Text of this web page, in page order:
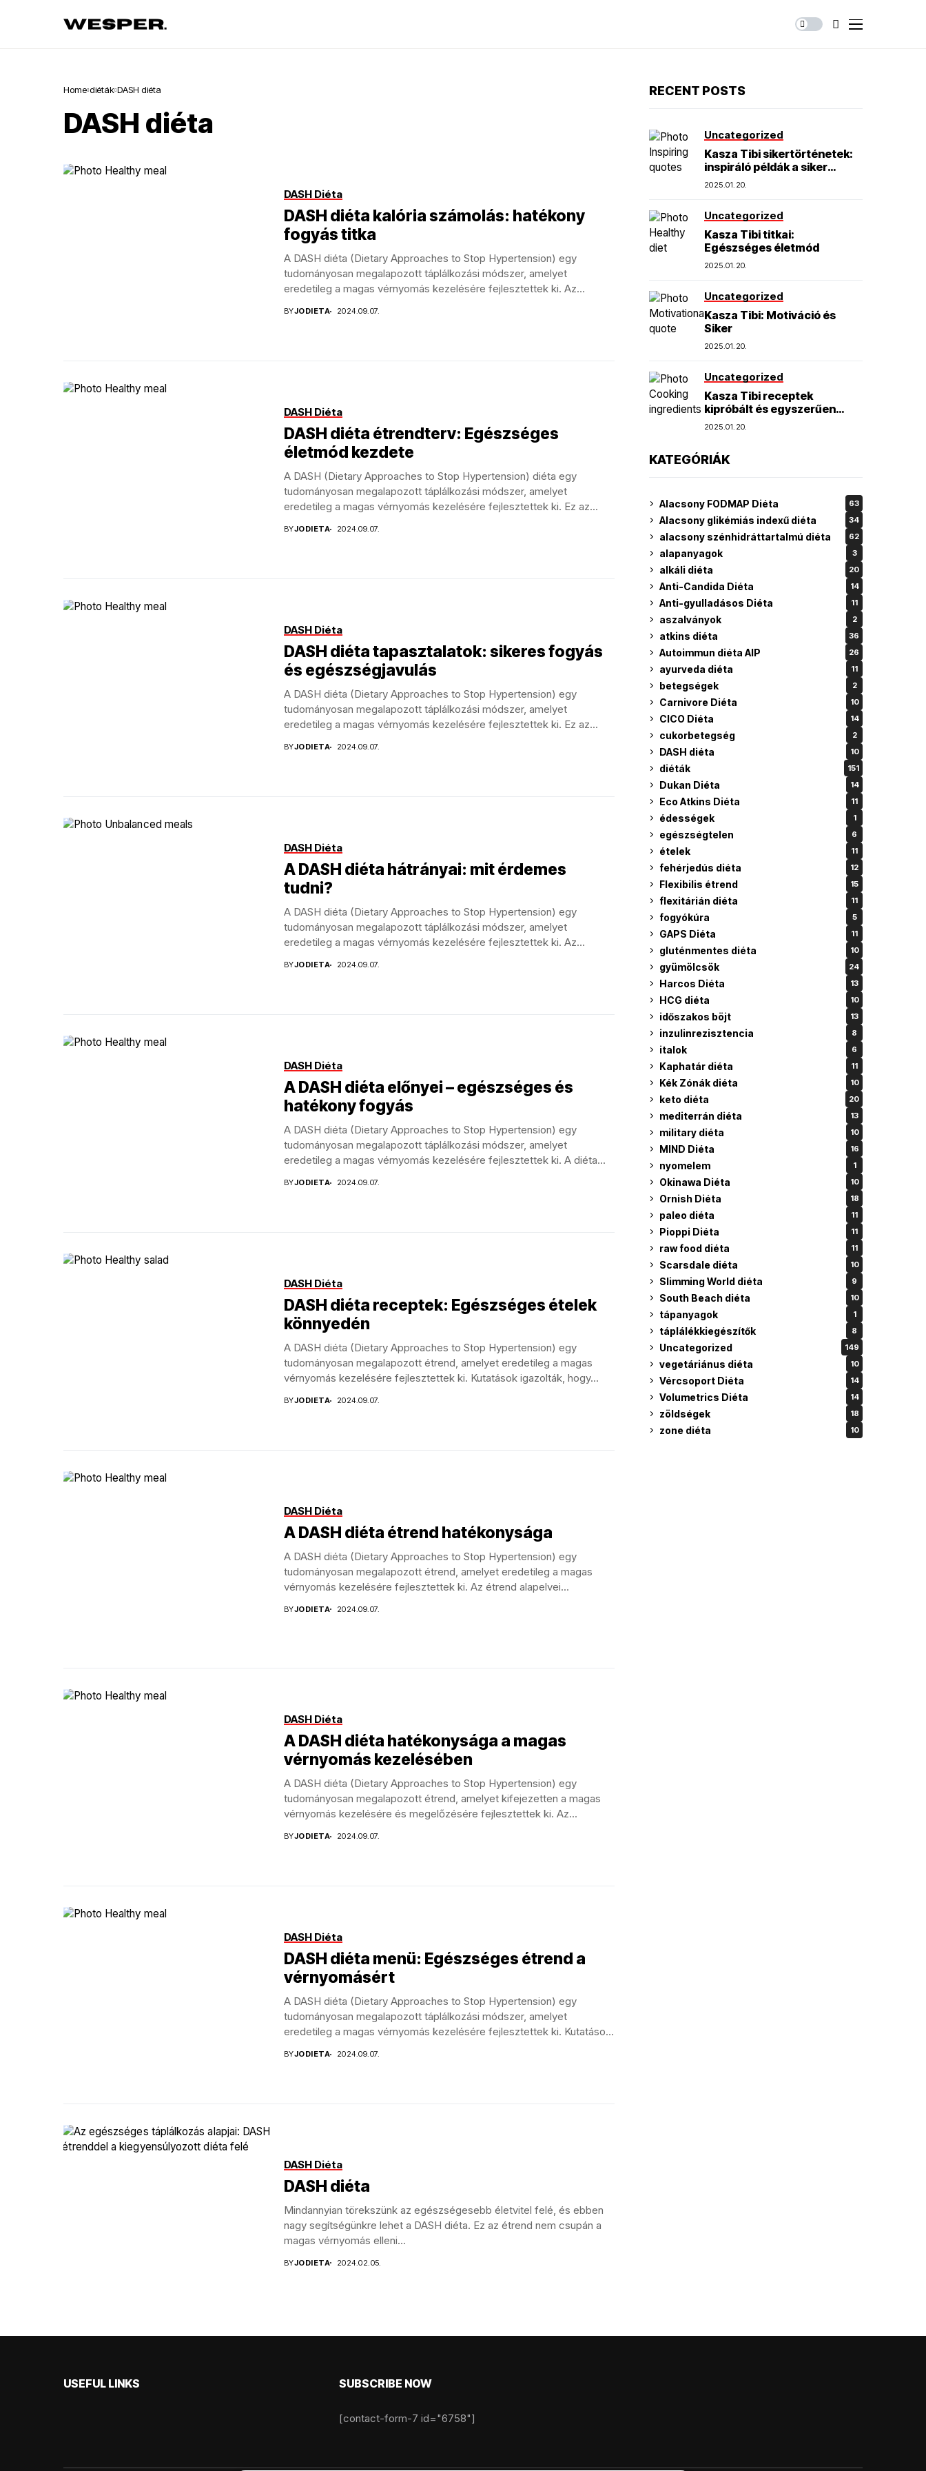
Home diéták DASH diéta
DASH diéta
DASH Diéta
DASH diéta kalória számolás: hatékony
fogyás titka
A DASH diéta (Dietary Approaches to Stop Hypertension) egy
tudományosan megalapozott táplálkozási módszer, amelyet
eredetileg a magas vérnyomás kezelésére fejlesztettek ki. Az
BYJODIETA 2024.09.07.
DASH Diéta
DASH diéta étrendterv: Egészséges
életmód kezdete
A DASH (Dietary Approaches to Stop Hypertension) diéta egy
tudományosan megalapozott táplálkozási módszer, amelyet
eredetileg a magas vérnyomás kezelésére fejlesztettek ki. Ez az...
BYJODIETA 2024.09.07.
DASH Diéta
DASH diéta tapasztalatok: sikeres fogyás
és egészségjavulás
A DASH diéta (Dietary Approaches to Stop Hypertension) egy
tudományosan megalapozott táplálkozási módszer, amelyet
eredetileg a magas vérnyomás kezelésére fejlesztettek ki. Ez az...
BYJODIETA 2024.09.07.
DASH Diéta
A DASH diéta hátrányai: mit érdemes
tudni?
A DASH diéta (Dietary Approaches to Stop Hypertension) egy
tudományosan megalapozott táplálkozási módszer, amelyet
eredetileg a magas vérnyomás kezelésére fejlesztettek ki. Az
BYJODIETA 2024.09.07.
DASH Diéta
A DASH diéta előnyei – egészséges és
hatékony fogyás
A DASH diéta (Dietary Approaches to Stop Hypertension) egy
tudományosan megalapozott táplálkozási módszer, amelyet
eredetileg a magas vérnyomás kezelésére fejlesztettek ki. A diéta...
BYJODIETA 2024.09.07.
DASH Diéta
DASH diéta receptek: Egészséges ételek
könnyedén
A DASH diéta (Dietary Approaches to Stop Hypertension) egy
tudományosan megalapozott étrend, amelyet eredetileg a magas
vérnyomás kezelésére fejlesztettek ki. Kutatások igazolták, hogy...
BYJODIETA 2024.09.07.
DASH Diéta
A DASH diéta étrend hatékonysága
A DASH diéta (Dietary Approaches to Stop Hypertension) egy
tudományosan megalapozott étrend, amelyet eredetileg a magas
vérnyomás kezelésére fejlesztettek ki. Az étrend alapelvei...
BYJODIETA 2024.09.07.
DASH Diéta
A DASH diéta hatékonysága a magas
vérnyomás kezelésében
A DASH diéta (Dietary Approaches to Stop Hypertension) egy
tudományosan megalapozott étrend, amelyet kifejezetten a magas
vérnyomás kezelésére és megelőzésére fejlesztettek ki. Az...
BYJODIETA 2024.09.07.
DASH Diéta
DASH diéta menü: Egészséges étrend a
vérnyomásért
A DASH diéta (Dietary Approaches to Stop Hypertension) egy
tudományosan megalapozott táplálkozási módszer, amelyet
eredetileg a magas vérnyomás kezelésére fejlesztettek ki. Kutatások
BYJODIETA 2024.09.07.
DASH Diéta
DASH diéta
Mindannyian törekszünk az egészségesebb életvitel felé, és ebben
nagy segítségünkre lehet a DASH diéta. Ez az étrend nem csupán a
magas vérnyomás elleni...
BYJODIETA 2024.02.05.
RECENT POSTS
Uncategorized
Kasza Tibi sikertörténetek:
inspiráló példák a siker
elérésére
2025.01.20.
Uncategorized
Kasza Tibi titkai:
Egészséges életmód
2025.01.20.
Uncategorized
Kasza Tibi: Motiváció és
Siker
2025.01.20.
Uncategorized
Kasza Tibi receptek
kipróbált és egyszerűen
elkészíthető finomságok
2025.01.20.
KATEGÓRIÁK
Alacsony FODMAP Diéta 63
Alacsony glikémiás indexű diéta 34
alacsony szénhidráttartalmú diéta 62
alapanyagok 3
alkáli diéta 20
Anti-Candida Diéta 14
Anti-gyulladásos Diéta 11
aszalványok 2
atkins diéta 36
Autoimmun diéta AIP 26
ayurveda diéta 11
betegségek 2
Carnivore Diéta 10
CICO Diéta 14
cukorbetegség 2
DASH diéta 10
diéták 151
Dukan Diéta 14
Eco Atkins Diéta 11
édességek 1
egészségtelen 6
ételek 11
fehérjedús diéta 12
Flexibilis étrend 15
flexitárián diéta 11
fogyókúra 5
GAPS Diéta 11
gluténmentes diéta 10
gyümölcsök 24
Harcos Diéta 13
HCG diéta 10
időszakos böjt 13
inzulinrezisztencia 8
italok 6
Kaphatár diéta 11
Kék Zónák diéta 10
keto diéta 20
mediterrán diéta 13
military diéta 10
MIND Diéta 16
nyomelem 1
Okinawa Diéta 10
Ornish Diéta 18
paleo diéta 11
Pioppi Diéta 11
raw food diéta 11
Scarsdale diéta 10
Slimming World diéta 9
South Beach diéta 10
tápanyagok 1
táplálékkiegészítők 8
Uncategorized 149
vegetáriánus diéta 10
Vércsoport Diéta 14
Volumetrics Diéta 14
zöldségek 18
zone diéta 10
USEFUL LINKS SUBSCRIBE NOW
[contact-form-7 id="6758"]